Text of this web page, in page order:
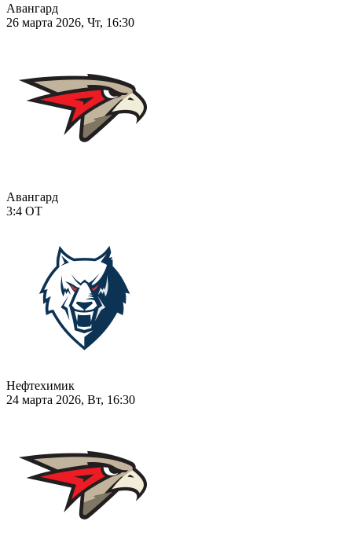
Авангард
26 марта 2026, Чт, 16:30
Авангард
3:4 ОТ
Нефтехимик
24 марта 2026, Вт, 16:30